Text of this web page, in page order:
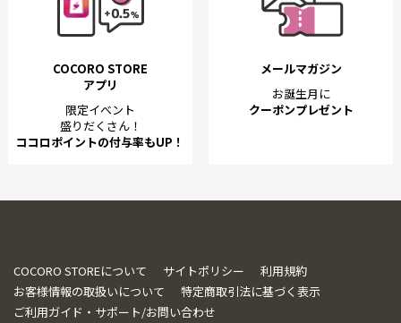
COCORO STORE
アプリ
限定イベント
盛りだくさん！
ココロポイントの付与率もUP！
メールマガジン
お誕生月に
クーポンプレゼント
COCORO STOREについて サイトポリシー
利用規約
お客様情報の取扱いについて
特定商取引法に基づく表示
ご利用ガイド・サポート/お問い合わせ